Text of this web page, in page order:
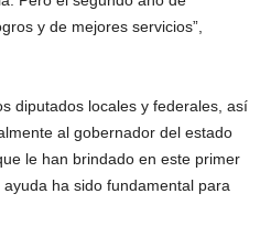
y de mejores servicios”,
diputados locales y federales, así
al gobernador del estado
le han brindado en este primer
ha sido fundamental para